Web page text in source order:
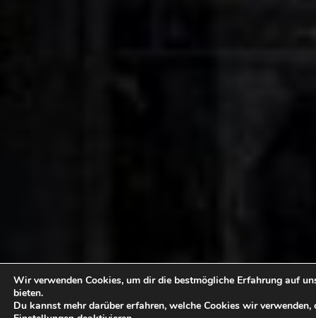
Wir verwenden Cookies, um dir die bestmögliche Erfahrung auf
bieten.
Du kannst mehr darüber erfahren, welche Cookies wir verwenden,